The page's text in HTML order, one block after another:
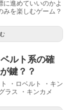
に進めていいのかよ
みを楽しむゲーム？
ルト系の確
鍵？？
・ロベルト ・キン
ラス ・キンカメ